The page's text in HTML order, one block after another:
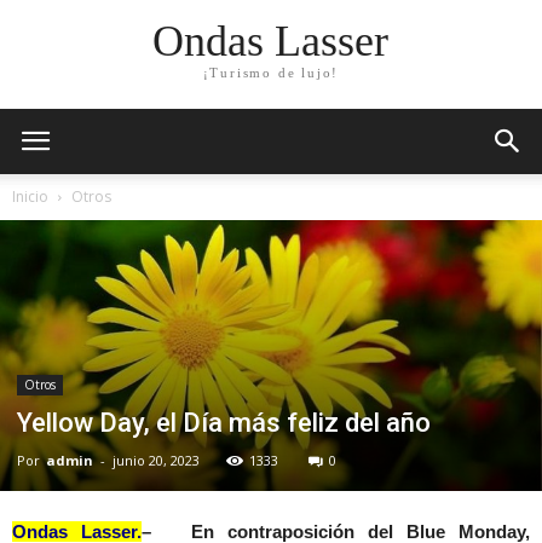
Ondas Lasser
¡Turismo de lujo!
Inicio Otros
Otros
Yellow Day, el Día más feliz del año
Por admin - junio 20, 2023 1333 0
Ondas Lasser.– En contraposición del Blue Monday,